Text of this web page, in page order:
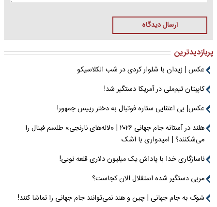
ارسال دیدگاه
پربازدیدترین
عکس | زیدان با شلوار کردی در شب الکلاسیکو
کاپیتان تیم‌ملی در آمریکا دستگیر شد!
عکس| بی اعتنایی ستاره فوتبال به دختر رییس جمهور!
هلند در آستانه جام جهانی ۲۰۲۶ | «لاله‌های نارنجی» طلسم فینال را
می‌شکنند؟ | امیدواری با اشک
ناسازگاری خدا با پاداش یک میلیون دلاری قلعه نویی!
مربی دستگیر شده استقلال الان کجاست؟
شوک به جام جهانی | چین و هند نمی‌توانند جام جهانی را تماشا کنند!